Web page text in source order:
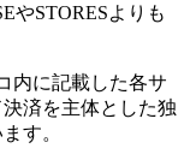
やSTORESよりも
内に記載した各サ
済を主体とした独
す。